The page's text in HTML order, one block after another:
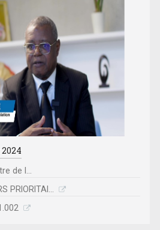
de l...
PRIORITAI...